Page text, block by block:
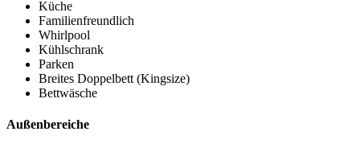
Küche
Familienfreundlich
Whirlpool
Kühlschrank
Parken
Breites Doppelbett (Kingsize)
Bettwäsche
Außenbereiche